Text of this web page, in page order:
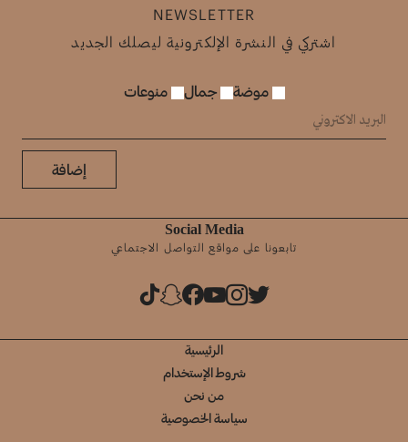
NEWSLETTER
اشتركي في النشرة الإلكترونية ليصلك الجديد
موضة جمال منوعات
إضافة
Social Media
تابعونا على مواقع التواصل الاجتماعي
الرئيسية
شروط الإستخدام
من نحن
سياسة الخصوصية